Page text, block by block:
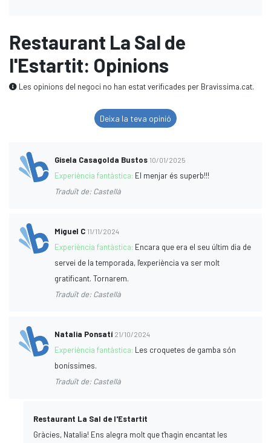
Restaurant La Sal de
l'Estartit: Opinions
Les opinions del negoci no han estat verificades per Bravissima.cat.
Deixa la teva opinió
Gisela Casagolda Bustos 10/01/2025
Experiència fantàstica: El menjar és superb!!!
Traduït de: Castellà
Miguel C 11/11/2024
Experiència fantàstica: Encara que era el seu últim dia de
servei de la temporada, l'experiència va ser molt
gratificant. Tornarem.
Traduït de: Castellà
Natalia Ponsatí 21/10/2024
Experiència fantàstica: Les croquetes de gamba són
boníssimes.
Traduït de: Castellà
Restaurant La Sal de l'Estartit
Gràcies, Natalia! Ens alegra molt que t'hagin encantat les